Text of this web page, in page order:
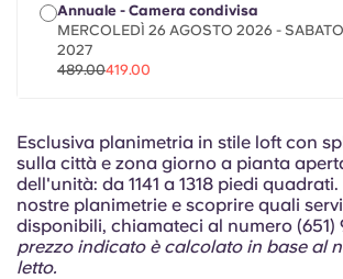
Annuale - Camera condivisa
MERCOLEDÌ 26 AGOSTO 2026 -
2027
489.00419.00
Esclusiva planimetria in stile loft con
sulla città e zona giorno a pianta
dell'unità: da 1141 a 1318 piedi
nostre planimetrie e scoprire quali
disponibili, chiamateci al numero (651)
prezzo indicato è calcolato in base al
letto.